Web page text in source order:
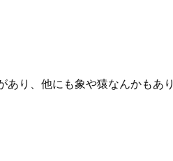
り、他にも象や猿なんかもあり